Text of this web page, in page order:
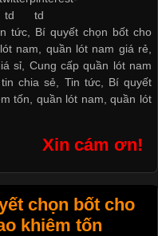
tức, Bí quyết chọn bốt cho
nam, quần lót nam giá rẻ,
sỉ
Cung cấp quần lót nam
chia sẻ Tin tức, Bí quyết
tốn
quần lót nam ,quần lót
Xin cám ơn!
chọn bốt cho
khiêm tốn